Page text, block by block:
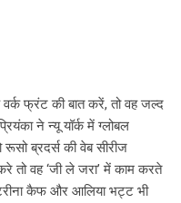
फ्रंट की बात करें, तो वह जल्द
ने न्यू यॉर्क में ग्लोबल
ब्रदर्स की वेब सीरीज
तो वह ‘जी ले जरा’ में काम करते
कैफ और आलिया भट्ट भी